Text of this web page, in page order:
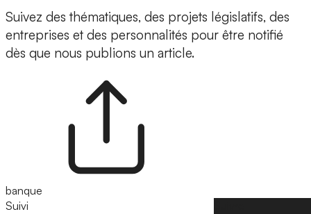
Suivez des thématiques, des projets législatifs, des
entreprises et des personnalités pour être notifié
dès que nous publions un article.
banque
Suivi